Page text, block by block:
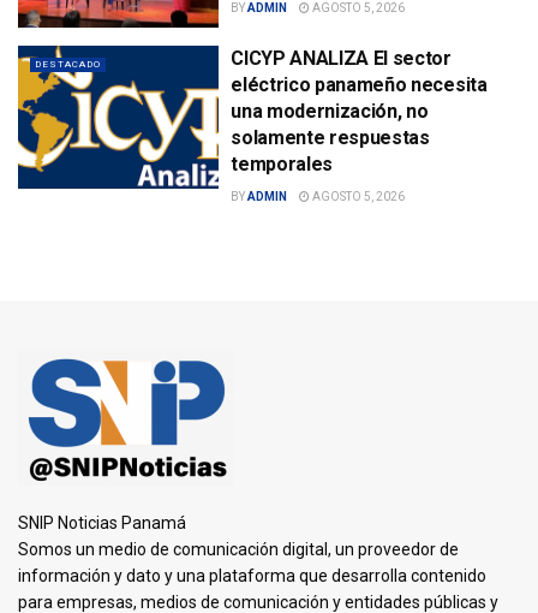
BYADMIN AGOSTO 5, 2026
DESTACADO
CICYP ANALIZA El sector
eléctrico panameño necesita
una modernización, no
solamente respuestas
temporales
BYADMIN AGOSTO 5, 2026
SNIP Noticias Panamá
Somos un medio de comunicación digital, un proveedor de
información y dato y una plataforma que desarrolla contenido
para empresas, medios de comunicación y entidades públicas y